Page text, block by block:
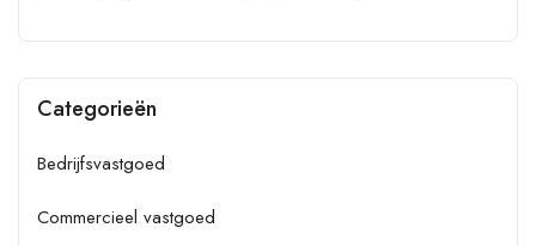
Categorieën
Bedrijfsvastgoed
Commercieel vastgoed